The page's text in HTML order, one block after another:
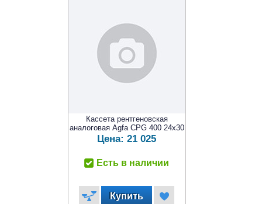
Кассета рентгеновская
аналоговая Agfa CPG 400 24x30
Цена: 21 025
Есть в наличии